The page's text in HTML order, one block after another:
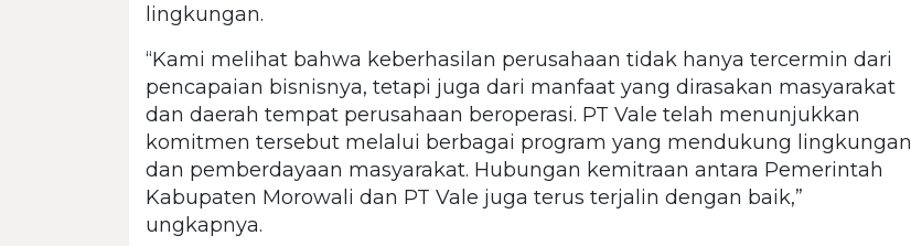
lingkungan.
“Kami melihat bahwa keberhasilan perusahaan tidak hanya tercermin dari
pencapaian bisnisnya, tetapi juga dari manfaat yang dirasakan masyarakat
dan daerah tempat perusahaan beroperasi. PT Vale telah menunjukkan
komitmen tersebut melalui berbagai program yang mendukung lingkungan
dan pemberdayaan masyarakat. Hubungan kemitraan antara Pemerintah
Kabupaten Morowali dan PT Vale juga terus terjalin dengan baik,”
ungkapnya.